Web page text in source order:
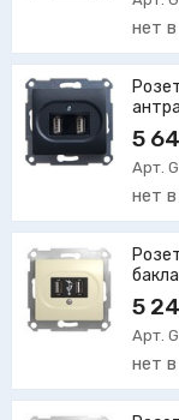
нет
5
Арт.
нет
5
Арт.
нет